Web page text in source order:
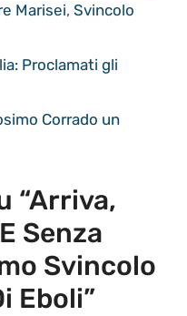
Marisei, Svincolo
Proclamati gli
Corrado un
“Arriva,
Senza
Svincolo
Eboli”